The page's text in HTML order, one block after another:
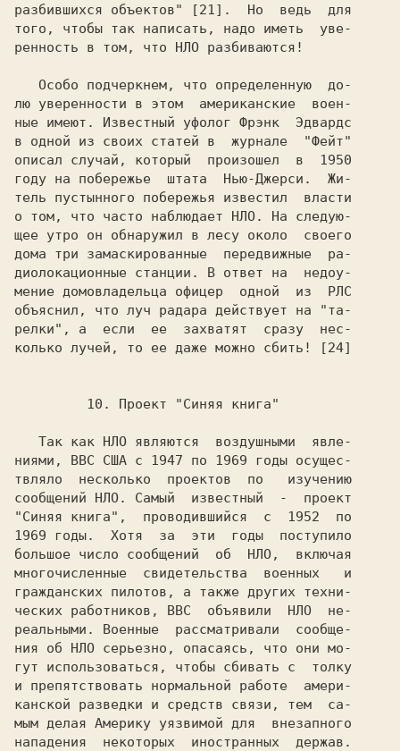
разбившихся объектов" [21].  Но  ведь  для
того, чтобы так написать, надо иметь  уве-
ренность в том, что НЛО разбиваются!
лю уверенности в этом  американские  воен-
ные имеют. Известный уфолог Фрэнк  Эдвардс
в одной из своих статей в  журнале  "Фейт"
описал случай, который  произошел  в  1950
году на побережье  штата  Нью-Джерси.  Жи-
тель пустынного побережья известил  власти
о том, что часто наблюдает НЛО. На следую-
щее утро он обнаружил в лесу около  своего
дома три замаскированные  передвижные  ра-
диолокационные станции. В ответ на  недоу-
мение домовладельца офицер  одной  из  РЛС
объяснил, что луч радара действует на "та-
релки", а  если  ее  захватят  сразу  нес-
колько лучей, то ее даже можно сбить! [24]
ниями, ВВС США с 1947 по 1969 годы осущес-
твляло  несколько  проектов  по   изучению
сообщений НЛО. Самый  известный  -  проект
"Синяя книга",  проводившийся  с  1952  по
1969 годы.  Хотя  за  эти  годы  поступило
большое число сообщений  об  НЛО,  включая
многочисленные  свидетельства  военных   и
гражданских пилотов, а также других техни-
ческих работников, ВВС  объявили  НЛО  не-
реальными. Военные  рассматривали  сообще-
ния об НЛО серьезно, опасаясь, что они мо-
гут использоваться, чтобы сбивать с  толку
и препятствовать нормальной работе  амери-
канской разведки и средств связи, тем  са-
мым делая Америку уязвимой для  внезапного
нападения  некоторых  иностранных  держав.